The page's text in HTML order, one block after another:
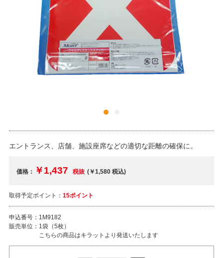
エントランス、店舗、施設座席などの適切な距離の確保に。
価格： ￥1,437 税抜 (￥1,580税込)
取得予定ポイント： 15ポイント
申込番号： 1M9182
販売単位： 1袋（5枚）
こちらの商品はキラットより発送いたします